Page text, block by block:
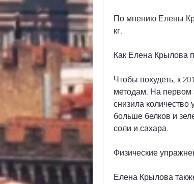
По мнению Елены
кг.
Как Елена Крылова
Чтобы похудеть, к
методам. На первом
снизила количество
больше белков и
соли и сахара.
Физические
Елена Крылова